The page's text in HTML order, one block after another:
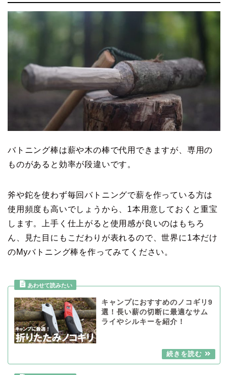
バトニング棒は薪や木の棒で代用できますが、専用の
ものがあると効率が段違いです。
斧や鉈を使わず毎回バトニングで薪を作っている方は
使用頻度も高いでしょうから、1本用意しておくと重宝
します。上手く仕上がると使用感が良いのはもちろ
ん、見た目にもこだわりが表れるので、世界に1本だけ
のMyバトニング棒を作ってみてください。
キャンプにおすすめのノコギリ9
選！長い薪の切断に最適なサム
ライやシルキーを紹介！